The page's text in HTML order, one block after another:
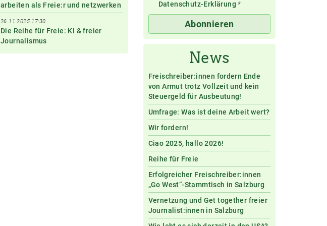
arbeiten als Freie:r und netzwerken
26.11.2025 17:30
Die Reihe für Freie: KI & freier
Journalismus
Datenschutz-Erklärung *
Abonnieren
News
Freischreiber:innen fordern Ende
von Armut trotz Vollzeit und kein
Steuergeld für Ausbeutung!
Umfrage: Was ist deine Arbeit wert?
Wir fordern!
Ciao 2025, hallo 2026!
Reihe für Freie
Erfolgreicher Freischreiber:innen
„Go West“-Stammtisch in Salzburg
Vernetzung und Get together freier
Journalist:innen in Salzburg